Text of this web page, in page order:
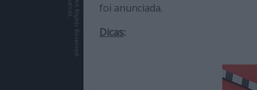
foi anunciada.
Dicas: